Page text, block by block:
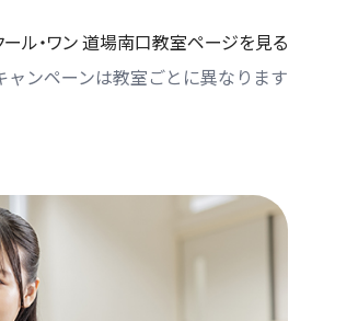
ル・ワン 道場南口教室ページを見る
ンペーンは教室ごとに異なります